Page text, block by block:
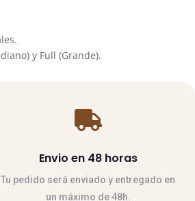
y Full (Grande).

Envio en 48 horas
Tu pedido será enviado y entregado en
un máximo de 48h.